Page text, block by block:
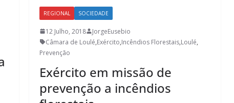
REGIONAL SOCIEDADE
12 Julho, 2018
JorgeEusebio
Câmara de Loulé,Exército,Incêndios Florestais,Loulé,
Prevenção
Exército em missão de
prevenção a incêndios